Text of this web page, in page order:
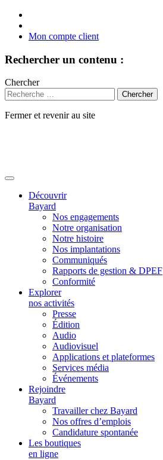
Mon compte client
Rechercher un contenu :
Chercher
Fermer et revenir au site
Découvrir
Bayard
Nos engagements
Notre organisation
Notre histoire
Nos implantations
Communiqués
Rapports de gestion & DPEF
Conformité
Explorer
nos activités
Presse
Édition
Audio
Audiovisuel
Applications et plateformes
Services média
Événements
Rejoindre
Bayard
Travailler chez Bayard
Nos offres d’emplois
Candidature spontanée
Les boutiques
en ligne